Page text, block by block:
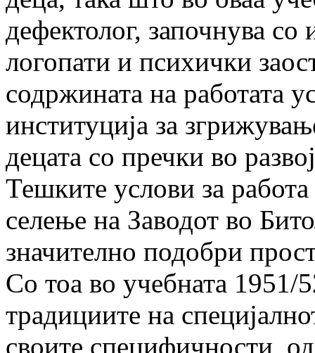
дефектолог, започнува
логопати и психички
содржината на работата
институција за
децата со пречки во
Тешките услови за
селење на Заводот во
значително подобри
Со тоа во учебната 1951/
традициите на
своите специфичности,